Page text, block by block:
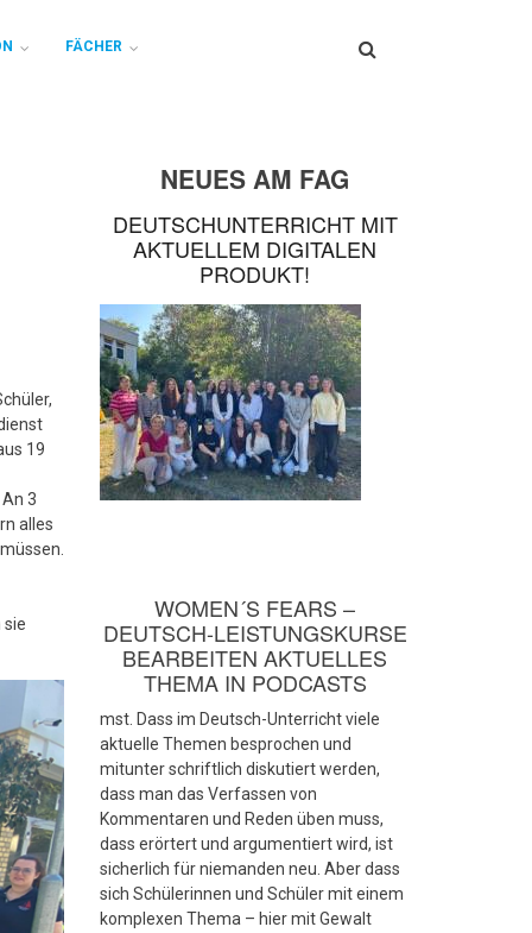
FÄCHER
19
3
alles
sie
NEUES AM FAG
DEUTSCHUNTERRICHT MIT
AKTUELLEM DIGITALEN
PRODUKT!
WOMEN´S FEARS –
DEUTSCH-LEISTUNGSKURSE
BEARBEITEN AKTUELLES
THEMA IN PODCASTS
mst. Dass im Deutsch-Unterricht viele
aktuelle Themen besprochen und
mitunter schriftlich diskutiert werden,
dass man das Verfassen von
Kommentaren und Reden üben muss,
dass erörtert und argumentiert wird, ist
sicherlich für niemanden neu. Aber dass
sich Schülerinnen und Schüler mit einem
komplexen Thema – hier mit Gewalt